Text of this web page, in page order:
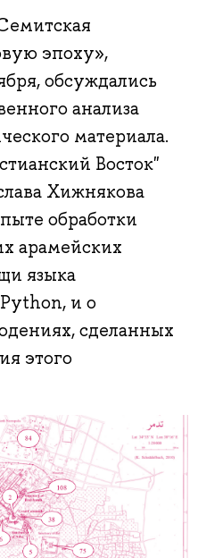
эпоху»,
обсуждались
анализа
материала.
Восток"
Хижнякова
обработки
арамейских
языка
и о
сделанных
этого